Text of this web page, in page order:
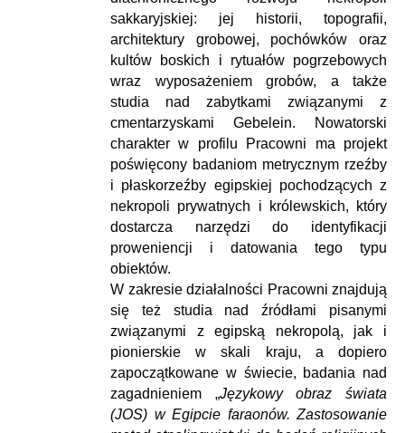
sakkaryjskiej: jej historii, topografii,
architektury grobowej, pochówków oraz
kultów boskich i rytuałów pogrzebowych
wraz wyposażeniem grobów, a także
studia nad zabytkami związanymi z
cmentarzyskami Gebelein. Nowatorski
charakter w profilu Pracowni ma projekt
poświęcony badaniom metrycznym rzeźby
i płaskorzeźby egipskiej pochodzących z
nekropoli prywatnych i królewskich, który
dostarcza narzędzi do identyfikacji
proweniencji i datowania tego typu
obiektów.
W zakresie działalności Pracowni znajdują
się też studia nad źródłami pisanymi
związanymi z egipską nekropolą, jak i
pionierskie w skali kraju, a dopiero
zapoczątkowane w świecie, badania nad
zagadnieniem „Językowy obraz świata
(JOS) w Egipcie faraonów. Zastosowanie